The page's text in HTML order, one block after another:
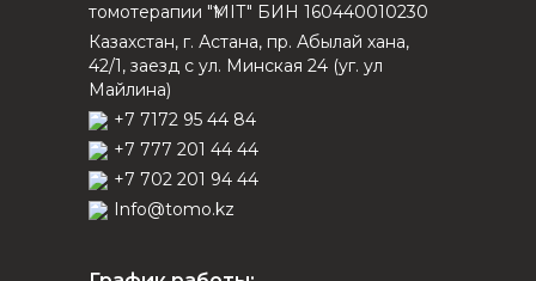
томотерапии "ҮМІТ" БИН 160440010230
Казахстан, г. Астана, пр. Абылай хана,
42/1, заезд с ул. Минская 24 (уг. ул
Майлина)
+7 7172 95 44 84
+7 777 201 44 44
+7 702 201 94 44
Info@tomo.kz